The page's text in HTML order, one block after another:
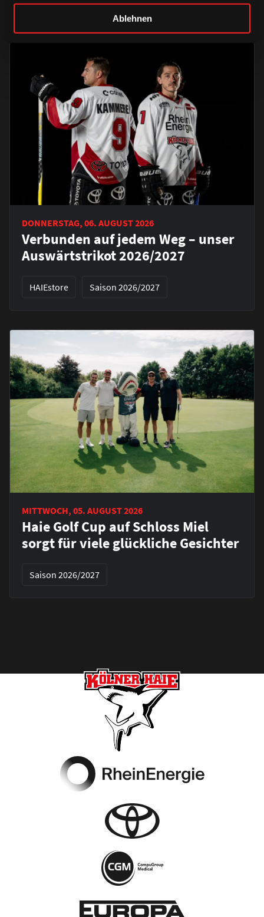
Ablehnen
DONNERSTAG, 06. AUGUST 2026
Verbunden auf jedem Weg – unser
Auswärtstrikot 2026/2027
HAIEstore Saison 2026/2027
MITTWOCH, 05. AUGUST 2026
Haie Golf Cup auf Schloss Miel
sorgt für viele glückliche Gesichter
Saison 2026/2027